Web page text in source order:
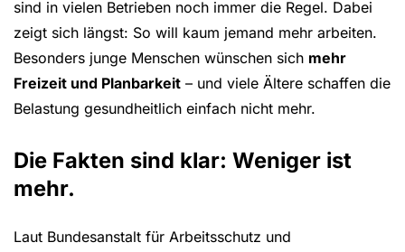
sind in vielen Betrieben noch immer die Regel. Dabei
zeigt sich längst: So will kaum jemand mehr arbeiten.
Besonders junge Menschen wünschen sich mehr
Freizeit und Planbarkeit – und viele Ältere schaffen die
Belastung gesundheitlich einfach nicht mehr.
Die Fakten sind klar: Weniger ist
mehr.
Laut Bundesanstalt für Arbeitsschutz und